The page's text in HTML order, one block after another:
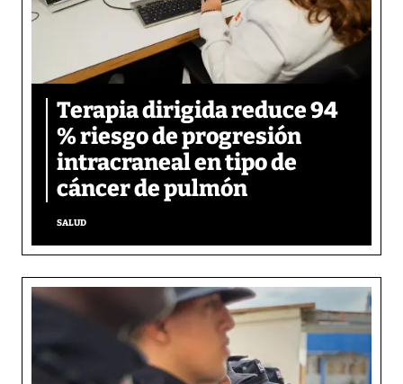
Terapia dirigida reduce 94
% riesgo de progresión
intracraneal en tipo de
cáncer de pulmón
SALUD